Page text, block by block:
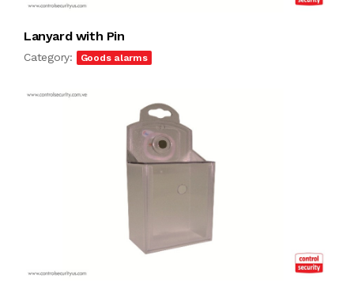
Lanyard with Pin
Category: Goods alarms